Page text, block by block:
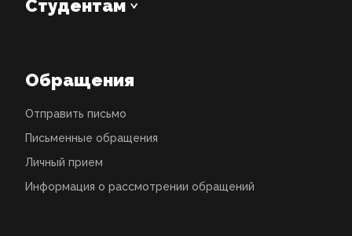
Студентам
Обращения
Отправить письмо
Письменные обращения
Личный прием
Информация о рассмотрении обращений